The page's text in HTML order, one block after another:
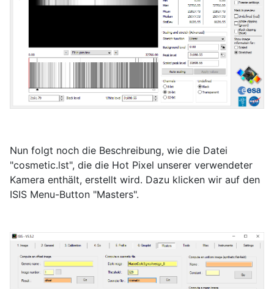
Nun folgt noch die Beschreibung, wie die Datei
"cosmetic.lst", die die Hot Pixel unserer verwendeter
Kamera enthält, erstellt wird. Dazu klicken wir auf den
ISIS Menu-Button "Masters".